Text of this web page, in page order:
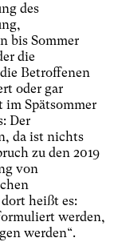
des
bis Sommer
die
Betroffenen
oder gar
im Spätsommer
Der
da ist nichts
zu den 2019
von
heißt es:
werden,
werden“.